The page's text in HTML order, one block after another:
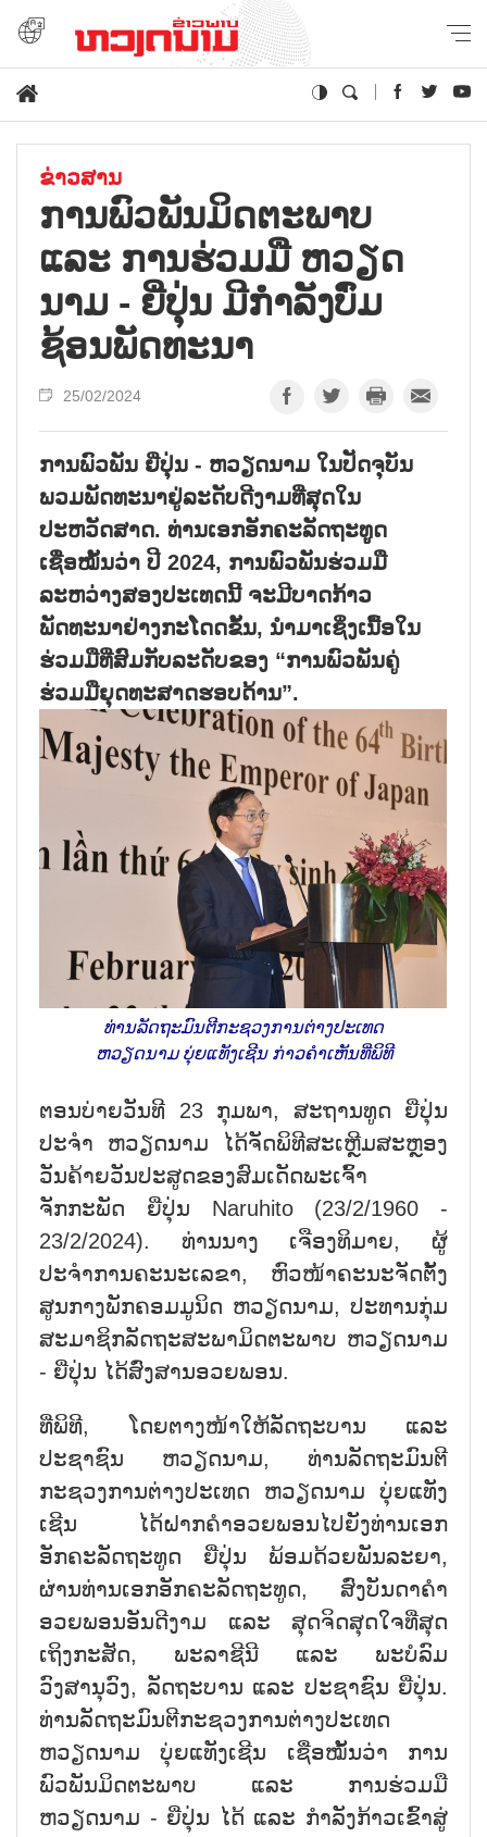
ຂ່າວສານ
ການ​ພົວ​ພັນ​ມິດ​ຕະ​ພາບ
ແລະ ການ​ຮ່ວມ​ມື ຫວຽດ​
ນາມ - ຍີ່​ປຸ່ນ ມີ​ກຳ​ລັງ​ບົ່ມ​
ຊ້ອນ​ພັດ​ທະ​ນາ
25/02/2024
ການພົວພັນ ຍີ່ປຸ່ນ - ຫວຽດນາມ ໃນປັດຈຸບັນ
ພວມພັດທະນາຢູ່ລະດັບດີງາມທີ່ສຸດໃນ
ປະຫວັດສາດ. ທ່ານເອກອັກຄະລັດຖະທູູດ
ເຊື່ອໝັ້ນວ່າ ປີ 2024, ການພົວພັນຮ່ວມມື
ລະຫວ່າງສອງປະເທດນີ້ ຈະມີບາດກ້າວ
ພັດທະນາຢ່າງກະໂດດຂັ້ນ, ນຳມາເຊິ່ງເນື້ອໃນ
ຮ່ວມມືທີ່ສົມກັບລະດັບຂອງ “ການພົວພັນຄູ່
ຮ່ວມມືຍຸດທະສາດຮອບດ້ານ”.
ທ່ານລັດຖະມົນຕີກະຊວງການຕ່າງປະເທດ
ຫວຽດນາມ ບຸ່ຍແທັງເຊີນ ກ່າວຄຳເຫັນທີ່ພິທີ
ຕອນບ່າຍວັນທີ 23 ກຸມພາ, ສະຖານທູດ ຍີ່ປຸ່ນ
ປະຈໍາ ຫວຽດນາມ ໄດ້ຈັດພິທີສະເຫຼີມສະຫຼອງ
ວັນຄ້າຍວັນປະສູດຂອງສົມເດັດພະເຈົ້າ
ຈັກກະພັດ ຍີ່ປຸ່ນ Naruhito (23/2/1960 -
23/2/2024). ທ່ານນາງ ເຈືອງທິມາຍ, ຜູ້
ປະຈຳການຄະນະເລຂາ, ຫົວໜ້າຄະນະຈັດຕັ້ງ
ສູນກາງພັກຄອມມູນິດ ຫວຽດນາມ, ປະທານກຸ່ມ
ສະມາຊິກລັດຖະສະພາມິດຕະພາບ ຫວຽດນາມ
- ຍີ່ປຸ່ນ ໄດ້ສົ່ງສານອວຍພອນ.
ທີ່ພິທີ, ໂດຍຕາງໜ້າໃຫ້ລັດຖະບານ ແລະ
ປະຊາຊົນ ຫວຽດນາມ, ທ່ານລັດຖະມົນຕີ
ກະຊວງການຕ່າງປະເທດ ຫວຽດນາມ ບຸ່ຍແທັງ
ເຊີນ ໄດ້ຝາກຄຳອວຍພອນໄປຍັງທ່ານເອກ
ອັກຄະລັດຖະທູດ ຍີ່ປຸ່ນ ພ້ອມດ້ວຍພັນລະຍາ,
ຜ່ານທ່ານເອກອັກຄະລັດຖະທູດ, ສົ່ງບັນດາຄຳ
ອວຍພອນອັນດີງາມ ແລະ ສຸດຈິດສຸດໃຈທີ່ສຸດ
ເຖິງກະສັດ, ພະລາຊີນີ ແລະ ພະບໍລົມ
ວົງສານຸວົງ, ລັດຖະບານ ແລະ ປະຊາຊົນ ຍີ່ປຸ່ນ.
ທ່ານລັດຖະມົນຕີກະຊວງການຕ່າງປະເທດ
ຫວຽດນາມ ບຸ່ຍແທັງເຊີນ ເຊື່ອໝັ້ນວ່າ ການ
ພົວພັນມິດຕະພາບ ແລະ ການຮ່ວມມື
ຫວຽດນາມ - ຍີ່ປຸ່ນ ໄດ້ ແລະ ກຳລັງກ້າວເຂົ້າສູ່